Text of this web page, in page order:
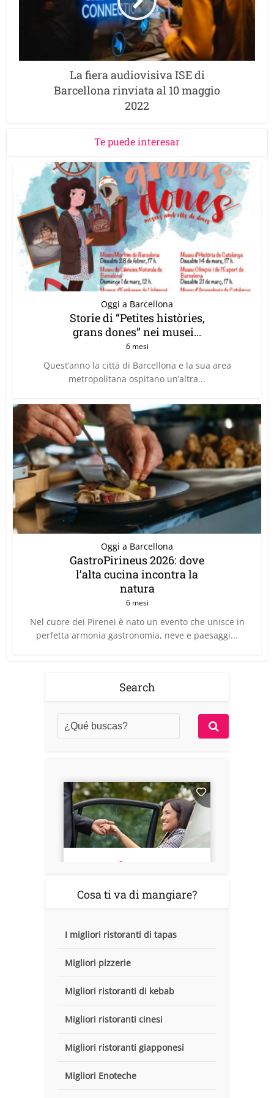
La fiera audiovisiva ISE di
Barcellona rinviata al 10 maggio
2022
Te puede interesar
Oggi a Barcellona
Storie di “Petites històries,
grans dones” nei musei...
6 mesi
Quest’anno la città di Barcellona e la sua area
metropolitana ospitano un’altra...
Oggi a Barcellona
GastroPirineus 2026: dove
l’alta cucina incontra la
natura
6 mesi
Nel cuore dei Pirenei è nato un evento che unisce in
perfetta armonia gastronomia, neve e paesaggi...
Search
Cosa ti va di mangiare?
I migliori ristoranti di tapas
Migliori pizzerie
Migliori ristoranti di kebab
Migliori ristoranti cinesi
Migliori ristoranti giapponesi
Migliori Enoteche